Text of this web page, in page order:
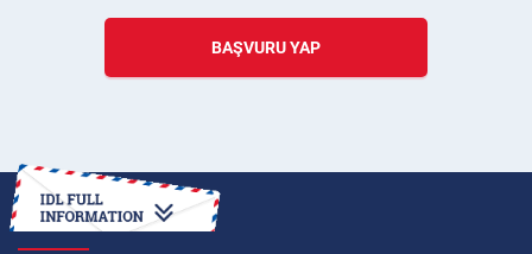
BAŞVURU YAP
ULUSLARARASI